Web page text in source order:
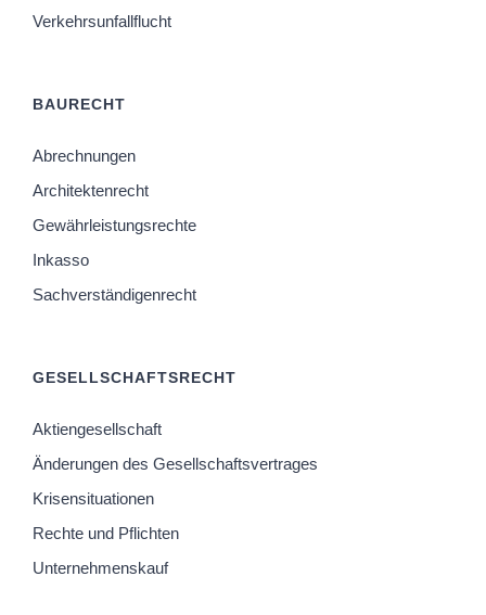
Verkehrsunfallflucht
BAURECHT
Abrechnungen
Architektenrecht
Gewährleistungsrechte
Inkasso
Sachverständigenrecht
GESELLSCHAFTSRECHT
Aktiengesellschaft
Änderungen des Gesellschaftsvertrages
Krisensituationen
Rechte und Pflichten
Unternehmenskauf